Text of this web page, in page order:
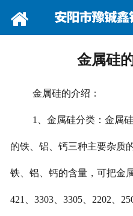
金属硅
金属硅的介绍：
1、金属硅分类：金属
的铁、铝、钙三种主要杂质
铁、铝、钙的含量，可把金
421、3303、3305、2202、